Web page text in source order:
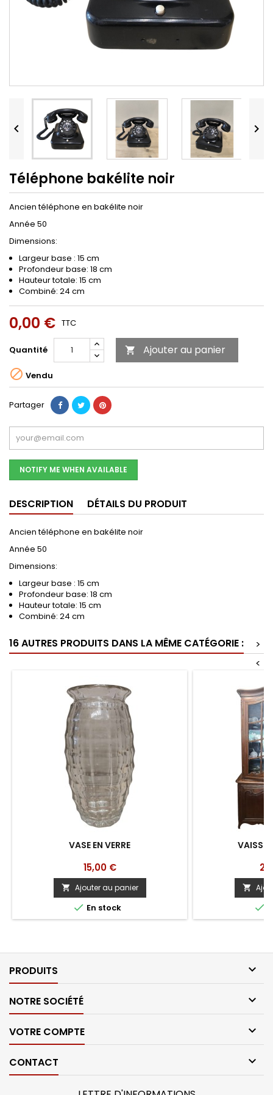
 
Téléphone bakélite noir
Ancien téléphone en bakélite noir
Année 50
Dimensions:
Largeur base : 15 cm
Profondeur base: 18 cm
Hauteur totale: 15 cm
Combiné: 24 cm
0,00 € TTC
Quantité  Ajouter au panier
 Vendu
Partager
NOTIFY ME WHEN AVAILABLE
DESCRIPTION DÉTAILS DU PRODUIT
Ancien téléphone en bakélite noir
Année 50
Dimensions:
Largeur base : 15 cm
Profondeur base: 18 cm
Hauteur totale: 15 cm
Combiné: 24 cm
16 AUTRES PRODUITS DANS LA MÊME CATÉGORIE :
>
<
VASE EN VERRE
Prix
15,00 €
 Ajouter au panier
 En stock
Prix


PRODUITS 
NOTRE SOCIÉTÉ 
VOTRE COMPTE 
CONTACT 